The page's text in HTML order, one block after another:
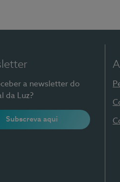
a newsletter do
da Luz?
Subscreva aqui